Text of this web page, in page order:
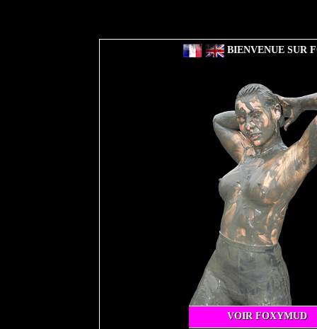
BIENVENUE SUR
VOIR FOXYMUD